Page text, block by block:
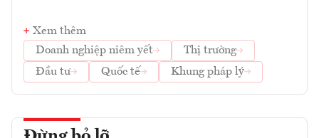
Xem thêm
Doanh nghiệp niêm yết
Thị trường
Đầu tư
Quốc tế Khung pháp lý